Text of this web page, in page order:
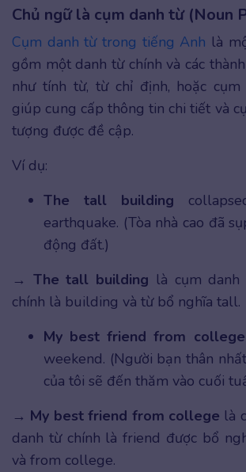
Chủ ngữ là cụm danh từ (Noun
Cụm danh từ trong tiếng Anh là
gồm một danh từ chính và các
như tính từ, từ chỉ định, hoặc
giúp cung cấp thông tin chi tiết và
tượng được đề cập.
Ví dụ:
The tall building
earthquake. (Tòa nhà cao đã
động đất.)
→ The tall building là cụm
chính là building và từ bổ nghĩa tall.
My best friend from college
weekend. (Người bạn thân
của tôi sẽ đến thăm vào cuối
→ My best friend from college là
danh từ chính là friend được bổ
và from college.